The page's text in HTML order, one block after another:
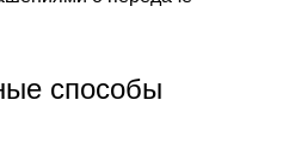
способы